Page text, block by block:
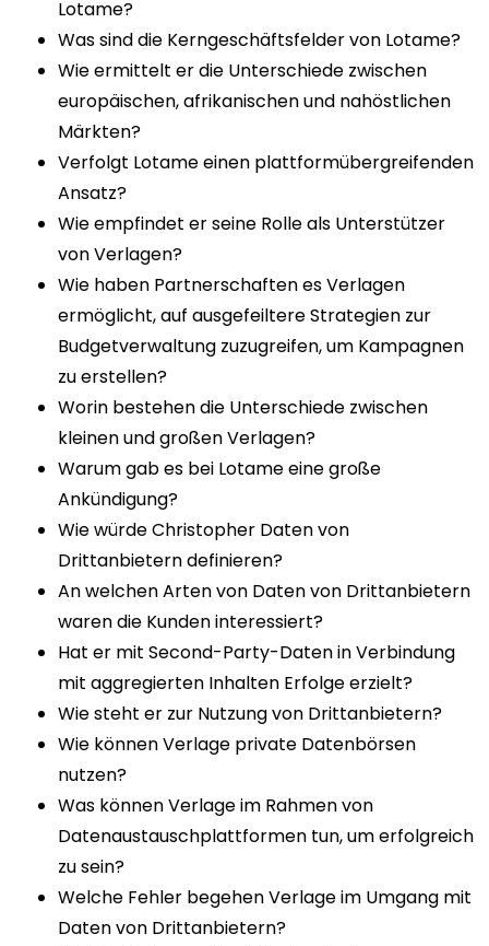
Lotame?
Was sind die Kerngeschäftsfelder von Lotame?
Wie ermittelt er die Unterschiede zwischen
europäischen, afrikanischen und nahöstlichen
Märkten?
Verfolgt Lotame einen plattformübergreifenden
Ansatz?
Wie empfindet er seine Rolle als Unterstützer
von Verlagen?
Wie haben Partnerschaften es Verlagen
ermöglicht, auf ausgefeiltere Strategien zur
Budgetverwaltung zuzugreifen, um Kampagnen
zu erstellen?
Worin bestehen die Unterschiede zwischen
kleinen und großen Verlagen?
Warum gab es bei Lotame eine große
Ankündigung?
Wie würde Christopher Daten von
Drittanbietern definieren?
An welchen Arten von Daten von Drittanbietern
waren die Kunden interessiert?
Hat er mit Second-Party-Daten in Verbindung
mit aggregierten Inhalten Erfolge erzielt?
Wie steht er zur Nutzung von Drittanbietern?
Wie können Verlage private Datenbörsen
nutzen?
Was können Verlage im Rahmen von
Datenaustauschplattformen tun, um erfolgreich
zu sein?
Welche Fehler begehen Verlage im Umgang mit
Daten von Drittanbietern?